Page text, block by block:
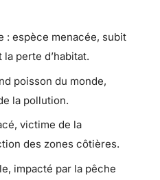
: espèce menacée, subit
perte d’habitat.
poisson du monde,
la pollution.
victime de la
des zones côtières.
impacté par la pêche